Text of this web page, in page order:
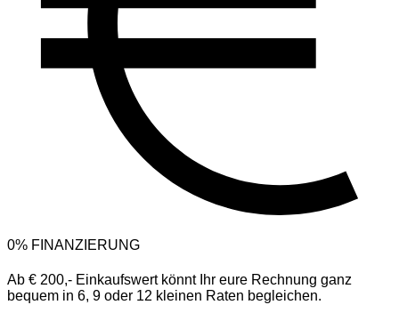
0% FINANZIERUNG
Ab € 200,- Einkaufswert könnt Ihr eure Rechnung ganz
bequem in 6, 9 oder 12 kleinen Raten begleichen.